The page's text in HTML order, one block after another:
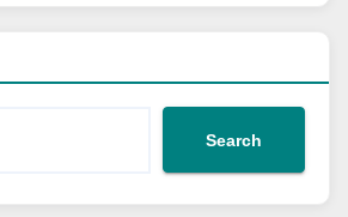
Search